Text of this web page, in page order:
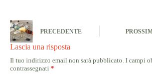
PRECEDENTE
Lascia una risposta
Il tuo indirizzo email non sarà pubblicato. I campi
contrassegnati *